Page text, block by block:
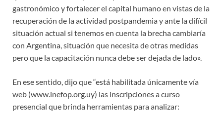
gastronómico y fortalecer el capital humano en vistas de la
recuperación de la actividad postpandemia y ante la difícil
situación actual si tenemos en cuenta la brecha cambiaría
con Argentina, situación que necesita de otras medidas
pero que la capacitación nunca debe ser dejada de lado».
En ese sentido, dijo que “está habilitada únicamente vía
web (www.inefop.org.uy) las inscripciones a curso
presencial que brinda herramientas para analizar: